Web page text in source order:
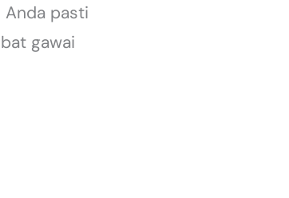
pasti
gawai